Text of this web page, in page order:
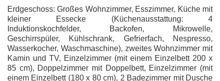
Erdgeschoss: Großes Wohnzimmer, Esszimmer, Küche mit
kleiner Essecke (Küchenausstattung: 4
Induktionskochfelder, Backofen, Mikrowelle,
Geschirrspüler, Kühlschrank, Gefrierfach, Nespresso,
Wasserkocher, Waschmaschine), zweites Wohnzimmer mit
Kamin und TV, Einzelzimmer (mit einem Einzelbett 200 x
85 cm), Doppelzimmer mit Doppelbett, Einzelzimmer (mit
einem Einzelbett (180 x 80 cm), 2 Badezimmer mit Dusche